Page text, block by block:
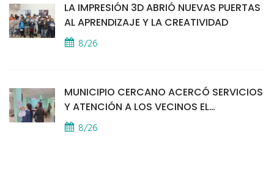
LA IMPRESIÓN 3D ABRIÓ NUEVAS PUERTAS
AL APRENDIZAJE Y LA CREATIVIDAD
8/26
MUNICIPIO CERCANO ACERCÓ SERVICIOS
Y ATENCIÓN A LOS VECINOS EL
PROVINCIAL
8/26